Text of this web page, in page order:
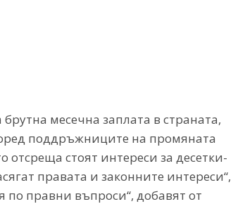
месечна заплата в страната,
поддръжниците на промяната
отсреща стоят интереси за десетки-
правата и законните интереси“,
правни въпроси“, добавят от